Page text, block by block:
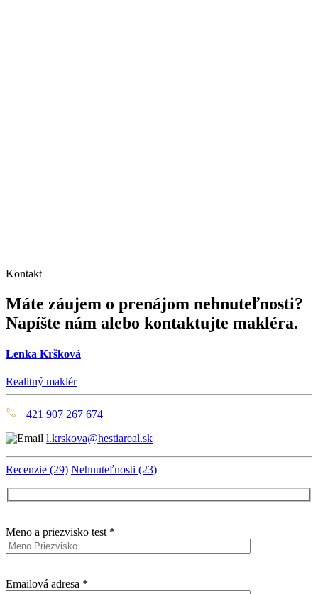
Kontakt
Máte záujem o prenájom nehnuteľnosti?
Napíšte nám alebo kontaktujte makléra.
Lenka Kršková
Realitný maklér
+421 907 267 674
l.krskova@hestiareal.sk
Recenzie (29) Nehnuteľnosti (23)
Meno a priezvisko test *
Emailová adresa *